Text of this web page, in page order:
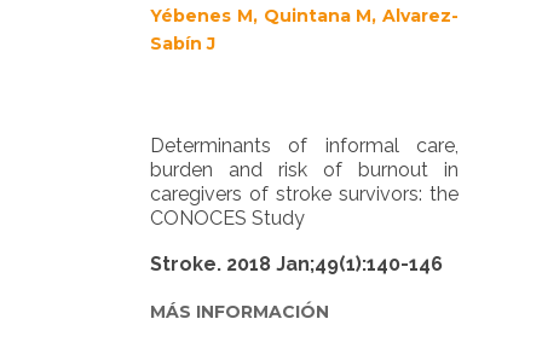
Yébenes M, Quintana M, Alvarez-
Sabín J
Determinants of informal care,
burden and risk of burnout in
caregivers of stroke survivors: the
CONOCES Study
Stroke. 2018 Jan;49(1):140-146
MÁS INFORMACIÓN